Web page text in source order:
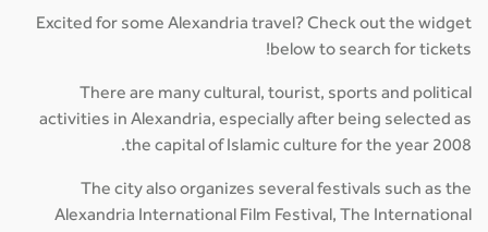
Excited for some Alexandria travel? Check out the widget
below to search for tickets!
There are many cultural, tourist, sports and political
activities in Alexandria, especially after being selected as
the capital of Islamic culture for the year 2008.
The city also organizes several festivals such as the
Alexandria International Film Festival, The International